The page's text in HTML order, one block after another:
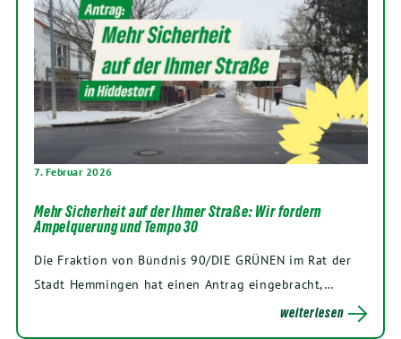
7. Februar 2026
Mehr Sicherheit auf der Ihmer Straße: Wir fordern
Ampelquerung und Tempo 30
Die Fraktion von Bündnis 90/DIE GRÜNEN im Rat der
Stadt Hemmingen hat einen Antrag eingebracht,…
weiterlesen